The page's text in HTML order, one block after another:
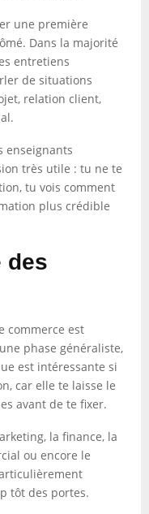
une première
Dans la majorité
entretiens
de situations
relation client,
enseignants
très utile : tu ne te
tu vois comment
plus crédible
des
commerce est
phase généraliste,
est intéressante si
car elle te laisse le
avant de te fixer.
la finance, la
ou encore le
tôt des portes.